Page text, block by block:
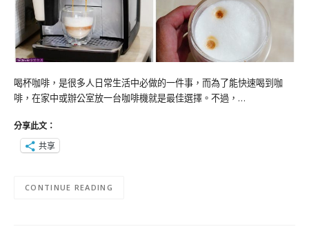
喝杯咖啡，是很多人日常生活中必做的一件事，而為了能快速喝到咖
啡，在家中或辦公室放一台咖啡機就是最佳選擇。不過，…
分享此文：
共享
CONTINUE READING